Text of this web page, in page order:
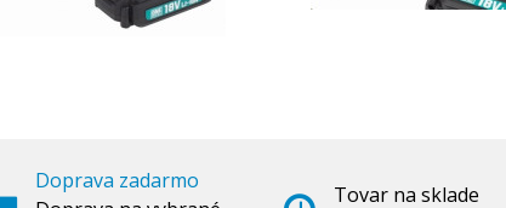
Doprava zadarmo
Tovar na sklade